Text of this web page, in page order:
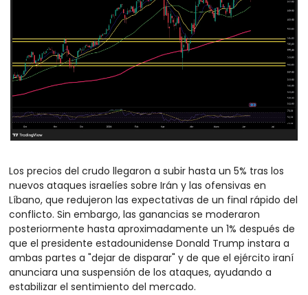
Los precios del crudo llegaron a subir hasta un 5% tras los
nuevos ataques israelíes sobre Irán y las ofensivas en
Líbano, que redujeron las expectativas de un final rápido del
conflicto. Sin embargo, las ganancias se moderaron
posteriormente hasta aproximadamente un 1% después de
que el presidente estadounidense Donald Trump instara a
ambas partes a "dejar de disparar" y de que el ejército iraní
anunciara una suspensión de los ataques, ayudando a
estabilizar el sentimiento del mercado.